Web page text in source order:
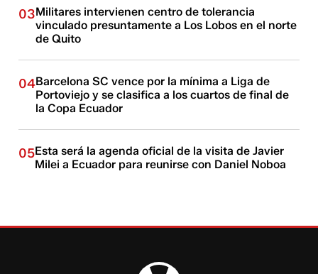
03Militares intervienen centro de tolerancia
vinculado presuntamente a Los Lobos en el norte
de Quito
04Barcelona SC vence por la mínima a Liga de
Portoviejo y se clasifica a los cuartos de final de
la Copa Ecuador
05Esta será la agenda oficial de la visita de Javier
Milei a Ecuador para reunirse con Daniel Noboa